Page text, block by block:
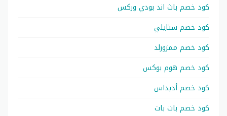
كود خصم باث اند بودي وركس
كود خصم ستايلي
كود خصم ممزورلد
كود خصم هوم بوكس
كود خصم أديداس
كود خصم بات بات